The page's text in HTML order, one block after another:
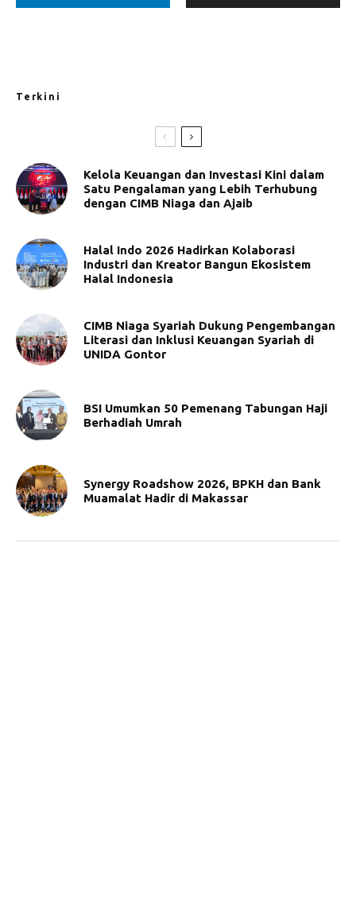
Terkini
Kelola Keuangan dan Investasi Kini dalam
Satu Pengalaman yang Lebih Terhubung
dengan CIMB Niaga dan Ajaib
Halal Indo 2026 Hadirkan Kolaborasi
Industri dan Kreator Bangun Ekosistem
Halal Indonesia
CIMB Niaga Syariah Dukung Pengembangan
Literasi dan Inklusi Keuangan Syariah di
UNIDA Gontor
BSI Umumkan 50 Pemenang Tabungan Haji
Berhadiah Umrah
Synergy Roadshow 2026, BPKH dan Bank
Muamalat Hadir di Makassar